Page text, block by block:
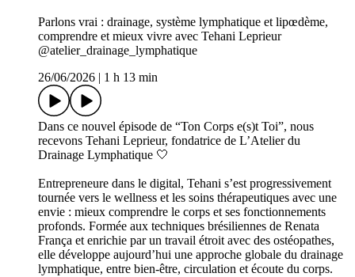
Parlons vrai : drainage, système lymphatique et lipœdème,
comprendre et mieux vivre avec Tehani Leprieur
@atelier_drainage_lymphatique
26/06/2026
1 h 13 min
Dans ce nouvel épisode de “Ton Corps e(s)t Toi”, nous
recevons Tehani Leprieur, fondatrice de L’Atelier du
Drainage Lymphatique 🤍
Entrepreneure dans le digital, Tehani s’est progressivement
tournée vers le wellness et les soins thérapeutiques avec une
envie : mieux comprendre le corps et ses fonctionnements
profonds. Formée aux techniques brésiliennes de Renata
França et enrichie par un travail étroit avec des ostéopathes,
elle développe aujourd’hui une approche globale du drainage
lymphatique, entre bien-être, circulation et écoute du corps.